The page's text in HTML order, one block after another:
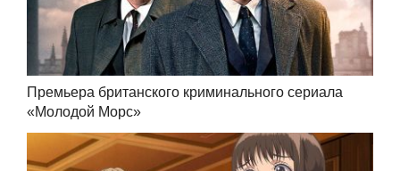
Премьера британского криминального сериала
«Молодой Морс»